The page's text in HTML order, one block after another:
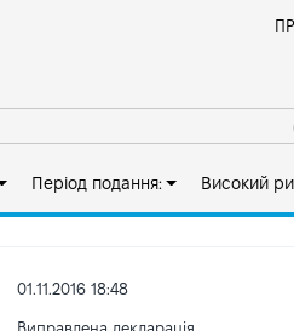
Період подання: Високий
01.11.2016 18:48
Виправлена декларація